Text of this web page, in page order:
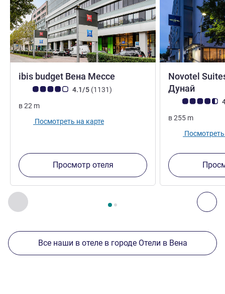
Назад - Другие отели поблизости
Страница , Другие отели поблизости 1 :, Другие
ibis budget Вена Мессе
Примечание: отзывы клиентов (Рейтинг ALL)
4.1/5 (1131Отзывов
)
в22 m
Посмотреть на карте
Просмотр отеля
Novotel
Дунай
Примечание:
в255 m
Посмотреть
Все наши в отеле в городе Отели в Вена